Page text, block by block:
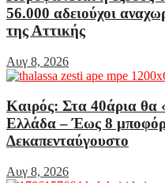
56.000 αδειούχοι
της Αττικής
Αυγ 8, 2026
Καιρός: Στα 40άρια θα
Ελλάδα – Έως 8 μποφόρ
Δεκαπενταύγουστο
Αυγ 8, 2026